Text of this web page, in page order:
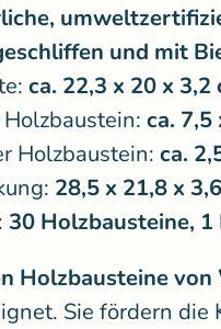
und mit
ca. 22,3 x 20 x 3,2
ca. 7,5
Holzbaustein: ca.
28,5 x 21,8 x
30 Holzbausteine,
Holzbausteine
Sie fördern